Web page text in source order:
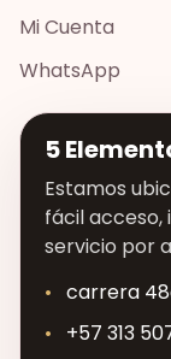
Mi Cuenta
WhatsApp
5
Estamos
fácil
servicio por
carrera
+57 313